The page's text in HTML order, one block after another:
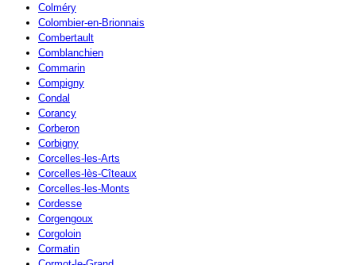
Colméry
Colombier-en-Brionnais
Combertault
Comblanchien
Commarin
Compigny
Condal
Corancy
Corberon
Corbigny
Corcelles-les-Arts
Corcelles-lès-Cîteaux
Corcelles-les-Monts
Cordesse
Corgengoux
Corgoloin
Cormatin